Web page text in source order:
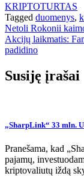
KRIPTOTURTAS
Tagged duomenys,
Navigacija
tarp
Netoli Rokonii
Akcijų laikmatis:
padidino
Susiję įrašai
„SharpLink“ 33 mln.
Pranešama, kad
pajamų,
kriptovaliutų iždą